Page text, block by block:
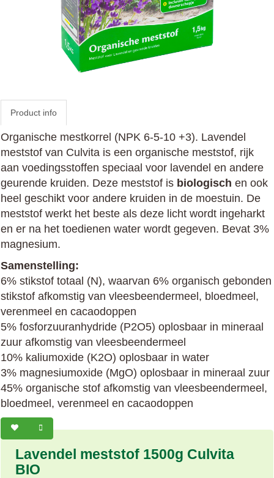
Product info
Organische mestkorrel (NPK 6-5-10 +3). Lavendel
meststof van Culvita is een organische meststof, rijk
aan voedingsstoffen speciaal voor lavendel en andere
geurende kruiden. Deze meststof is biologisch en ook
heel geschikt voor andere kruiden in de moestuin. De
meststof werkt het beste als deze licht wordt ingeharkt
en er na het toedienen water wordt gegeven. Bevat 3%
magnesium.
Samenstelling:
6% stikstof totaal (N), waarvan 6% organisch gebonden
stikstof afkomstig van vleesbeendermeel, bloedmeel,
verenmeel en cacaodoppen
5% fosforzuuranhydride (P2O5) oplosbaar in mineraal
zuur afkomstig van vleesbeendermeel
10% kaliumoxide (K2O) oplosbaar in water
3% magnesiumoxide (MgO) oplosbaar in mineraal zuur
45% organische stof afkomstig van vleesbeendermeel,
bloedmeel, verenmeel en cacaodoppen
Lavendel meststof 1500g Culvita
BIO